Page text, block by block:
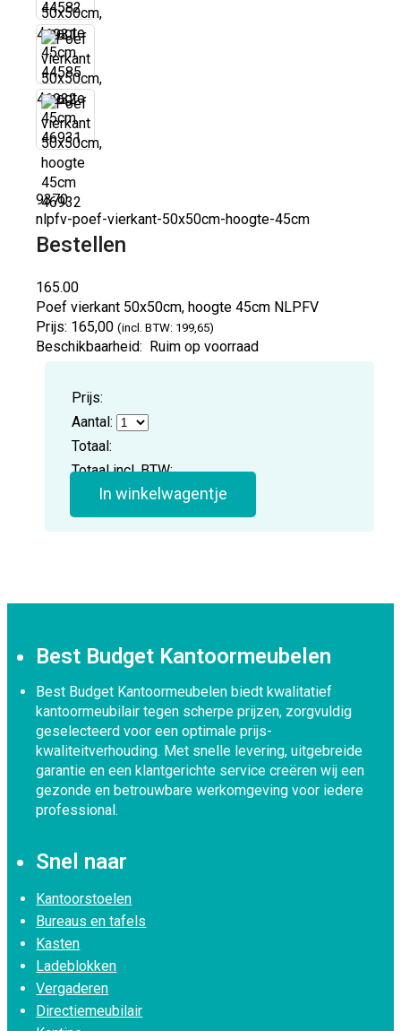
46931
46932
9370
nlpfv-poef-vierkant-50x50cm-hoogte-45cm
Bestellen
165.00
Poef vierkant 50x50cm, hoogte 45cm NLPFV
Prijs: 165,00 (incl. BTW: 199,65)
Beschikbaarheid: Ruim op voorraad
Prijs:
Aantal:
Totaal:
Totaal incl. BTW:
In winkelwagentje
Best Budget Kantoormeubelen
Best Budget Kantoormeubelen biedt kwalitatief
kantoormeubilair tegen scherpe prijzen, zorgvuldig
geselecteerd voor een optimale prijs-
kwaliteitverhouding. Met snelle levering, uitgebreide
garantie en een klantgerichte service creëren wij een
gezonde en betrouwbare werkomgeving voor iedere
professional.
Snel naar
Kantoorstoelen
Bureaus en tafels
Kasten
Ladeblokken
Vergaderen
Directiemeubilair